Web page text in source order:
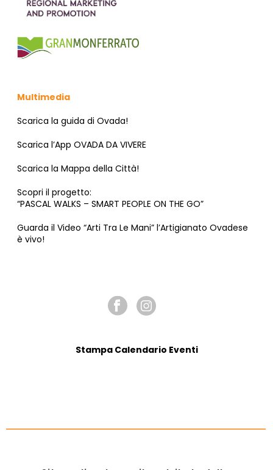
Multimedia
Scarica la guida di Ovada!
Scarica l’App OVADA DA VIVERE
Scarica la Mappa della Città!
Scopri il progetto:
“PASCAL WALKS – SMART PEOPLE ON THE GO”
Guarda il Video “Arti Tra Le Mani” l’Artigianato Ovadese
è vivo!
Stampa Calendario Eventi